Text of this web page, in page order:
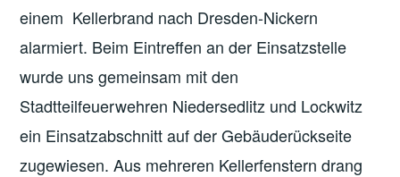
einem Kellerbrand nach Dresden-Nickern
alarmiert. Beim Eintreffen an der Einsatzstelle
wurde uns gemeinsam mit den
Stadtteilfeuerwehren Niedersedlitz und Lockwitz
ein Einsatzabschnitt auf der Gebäuderückseite
zugewiesen. Aus mehreren Kellerfenstern drang